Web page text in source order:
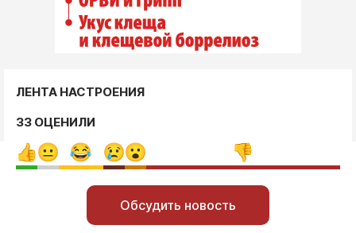
ЛЕНТА НАСТРОЕНИЯ
33 ОЦЕНИЛИ
Обсудить новость